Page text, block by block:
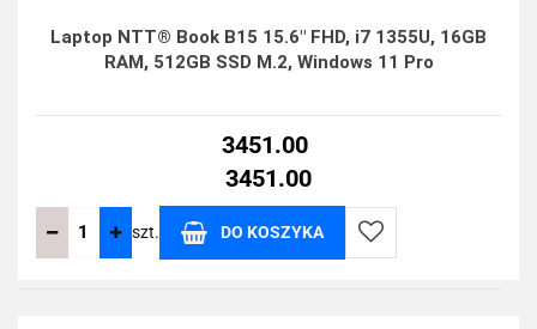
Laptop NTT® Book B15 15.6" FHD, i7 1355U, 16GB
RAM, 512GB SSD M.2, Windows 11 Pro
3451.00
3451.00
szt. DO KOSZYKA
Do